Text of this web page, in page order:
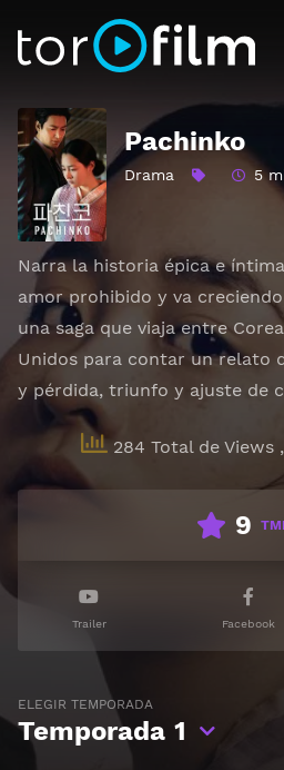
Pachinko
Drama 5
Narra la historia épica e
amor prohibido y va
una saga que viaja entre
Unidos para contar un relato
y pérdida, triunfo y ajuste de
284 Total de Views
9
Trailer Facebook
ELEGIR TEMPORADA
Temporada 1